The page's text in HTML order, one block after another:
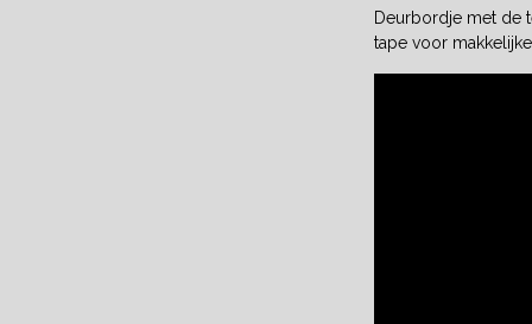
Deurbordje met de
tape voor